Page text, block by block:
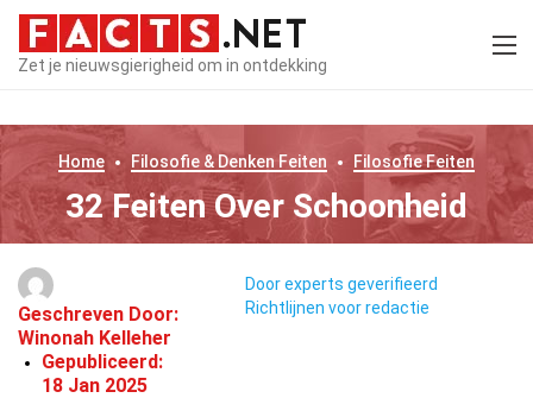
Zet je nieuwsgierigheid om in ontdekking
Home Filosofie & Denken Feiten FilosofieFeiten
32 Feiten Over Schoonheid
Geschreven Door:
Winonah Kelleher
Gepubliceerd:
18 Jan 2025
Door experts geverifieerd
Richtlijnen voor redactie